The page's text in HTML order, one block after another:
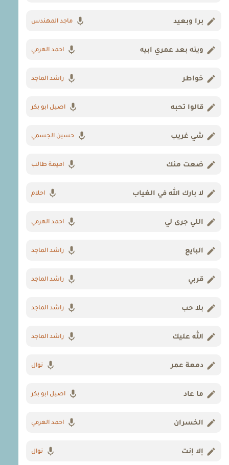
برا وبعيد ماجد المهندس
وينه بعد عمري ابيه احمد الهرمي
خواطر راشد الماجد
قالوا تحبه اصيل ابو بكر
شي غريب حسين الجسمي
ضعت منك اميمة طالب
لا بارك الله في الغياب احلام
اللي جرى لي احمد الهرمي
البايع راشد الماجد
قربي راشد الماجد
بلا حب راشد الماجد
الله عليك راشد الماجد
دمعة عمر نوال
ما عاد اصيل ابو بكر
الخسران احمد الهرمي
إلا إنت نوال